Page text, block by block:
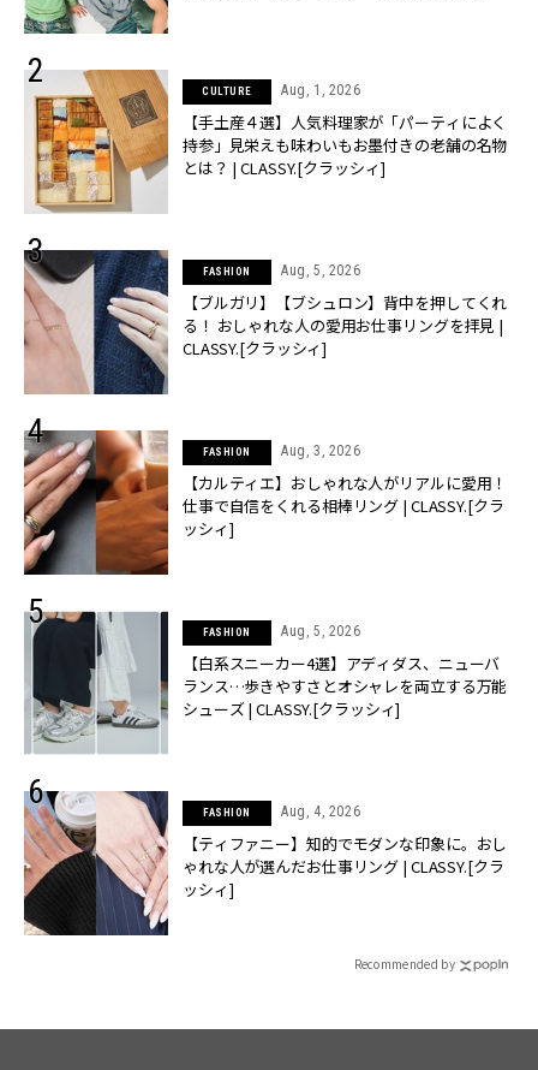
CULTURE Aug, 1, 2026
【手土産４選】人気料理家が「パーティによく
持参」見栄えも味わいもお墨付きの老舗の名物
とは？ | CLASSY.[クラッシィ]
FASHION Aug, 5, 2026
【ブルガリ】【ブシュロン】背中を押してくれ
る！ おしゃれな人の愛用お仕事リングを拝見 |
CLASSY.[クラッシィ]
FASHION Aug, 3, 2026
【カルティエ】おしゃれな人がリアルに愛用！
仕事で自信をくれる相棒リング | CLASSY.[クラ
ッシィ]
FASHION Aug, 5, 2026
【白系スニーカー4選】アディダス、ニューバ
ランス…歩きやすさとオシャレを両立する万能
シューズ | CLASSY.[クラッシィ]
FASHION Aug, 4, 2026
【ティファニー】知的でモダンな印象に。おし
ゃれな人が選んだお仕事リング | CLASSY.[クラ
ッシィ]
Recommended by